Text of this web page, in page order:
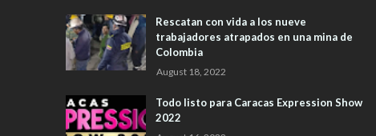
Rescatan con vida a los nueve
trabajadores atrapados en una mina de
Colombia
August 18, 2022
Todo listo para Caracas Expression Show
2022